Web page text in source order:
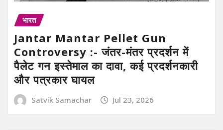
भारत
Jantar Mantar Pellet Gun
Controversy :- जंतर-मंतर प्रदर्शन में
पैलेट गन इस्तेमाल का दावा, कई प्रदर्शनकारी
और पत्रकार घायल
Satvik Samachar Jul 23, 2026